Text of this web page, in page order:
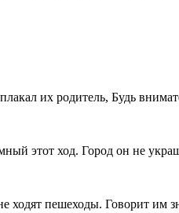
их родитель, Будь
этот ход. Город он не
пешеходы. Говорит им